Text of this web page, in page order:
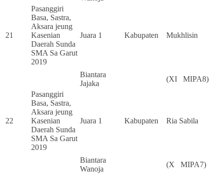
21
Pasanggiri
Basa, Sastra,
Aksara jeung
Kasenian
Daerah Sunda
SMA Sa Garut
2019
Juara 1 Kabupaten Mukhlisin
Biantara
Jajaka
(XI MIPA8)
22
Pasanggiri
Basa, Sastra,
Aksara jeung
Kasenian
Daerah Sunda
SMA Sa Garut
2019
Juara 1 Kabupaten Ria Sabila
Biantara
Wanoja
(X MIPA7)